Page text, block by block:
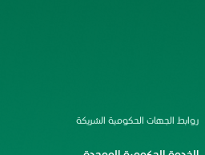
روابط الجهات الحكومية الشريكة